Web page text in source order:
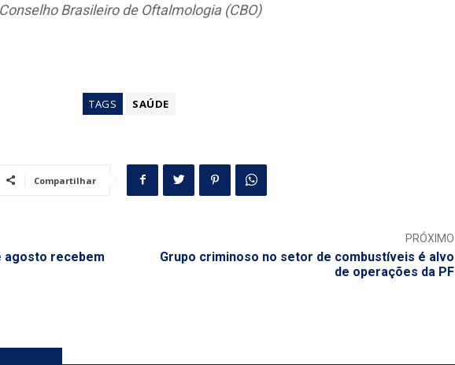
Brasileiro de Oftalmologia (CBO)
TAGS SAÚDE
Compartilhar
agosto recebem
PRÓXIMO
Grupo criminoso no setor de combustíveis é alvo
de operações da PF